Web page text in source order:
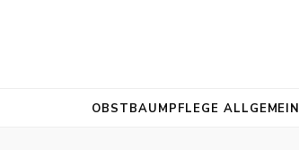
OBSTBAUMPFLEGE ALLGEMEIN